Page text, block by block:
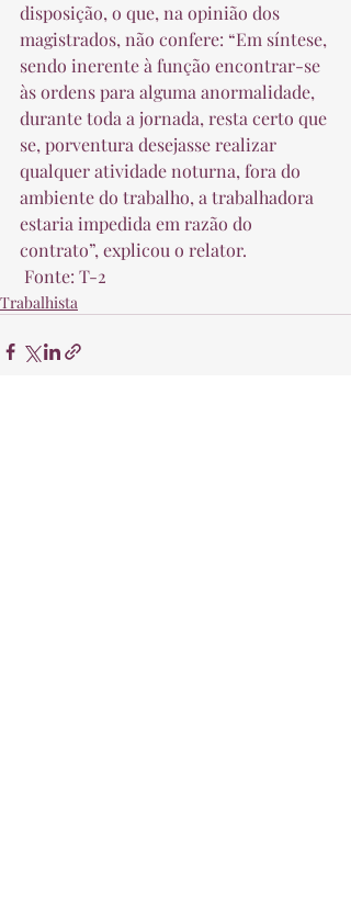
disposição, o que, na opinião dos
magistrados, não confere: “Em síntese,
sendo inerente à função encontrar-se
às ordens para alguma anormalidade,
durante toda a jornada, resta certo que
se, porventura desejasse realizar
qualquer atividade noturna, fora do
ambiente do trabalho, a trabalhadora
estaria impedida em razão do
contrato”, explicou o relator.
Fonte: T-2
Trabalhista